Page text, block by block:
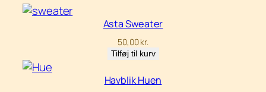
Asta Sweater
50,00kr.
Tilføj til kurv
Havblik Huen